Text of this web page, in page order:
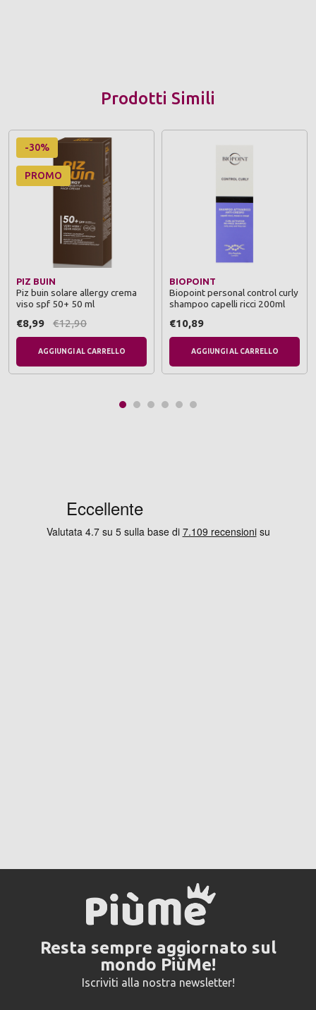
Prodotti Simili
-30%
PROMO
PIZ BUIN
Piz buin solare allergy crema
viso spf 50+ 50 ml
€8,99 €12,90
AGGIUNGI AL CARRELLO
BIOPOINT
Biopoint personal control curly
shampoo capelli ricci 200ml
€10,89
AGGIUNGI AL CARRELLO
Resta sempre aggiornato sul
mondo PiùMe!
Iscriviti alla nostra newsletter!